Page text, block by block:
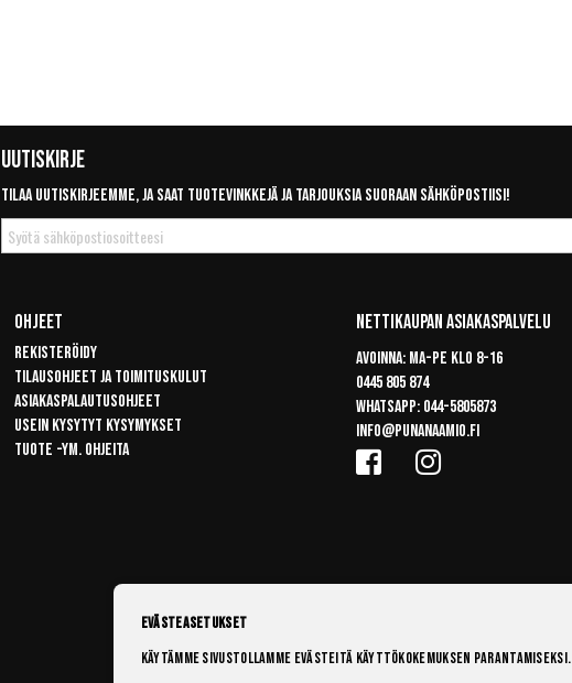
Uutiskirje
Tilaa uutiskirjeemme, ja saat tuotevinkkejä ja tarjouksia suoraan sähköpostiisi!
Tilaa
uutiskirje
Ohjeet
Rekisteröidy
Tilausohjeet ja toimituskulut
Asiakaspalautusohjeet
Usein kysytyt kysymykset
Tuote -ym. ohjeita
Nettikaupan Asiakaspalvelu
Avoinna: Ma-pe klo 8-16
0445 805 874
Whatsapp: 044-5805873
info@punanaamio.fi
Evästeasetukset
Käytämme sivustollamme evästeitä käyttökokemuksen parantamiseksi.